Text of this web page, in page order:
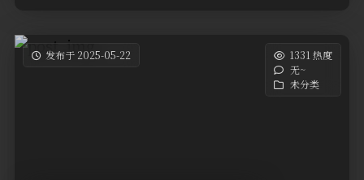
发布于 2025-05-22
1331 热度
无~
未分类